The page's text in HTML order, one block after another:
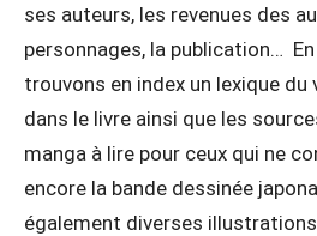
ses auteurs, les revenues des
personnages, la publication…
trouvons en index un lexique du
dans le livre ainsi que les
manga à lire pour ceux qui ne
encore la bande dessinée
également diverses